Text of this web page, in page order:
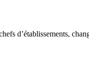
d’établissements,